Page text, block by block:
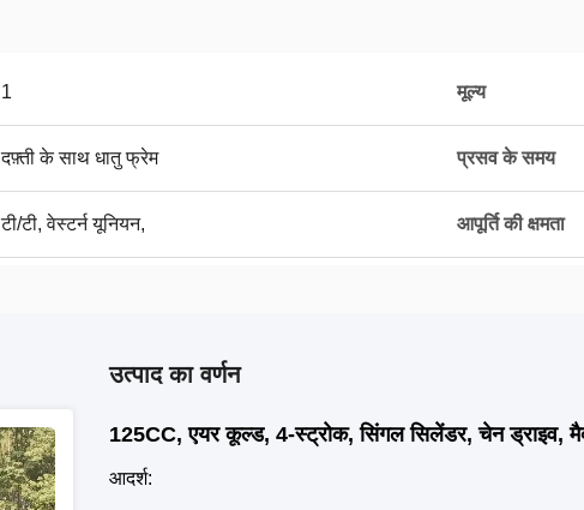
1 मूल्य
दफ़्ती के साथ धातु फ्रेम प्रसव के समय
टी/टी, वेस्टर्न यूनियन, आपूर्ति की क्षमता
उत्पाद का वर्णन
125CC, एयर कूल्ड, 4-स्ट्रोक, सिंगल सिलेंडर, चेन ड्राइव,
आदर्श: